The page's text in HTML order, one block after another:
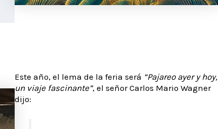
Este año, el lema de la feria será “Pajareo ayer y hoy,
un viaje fascinante”, el señor Carlos Mario Wagner
dijo: